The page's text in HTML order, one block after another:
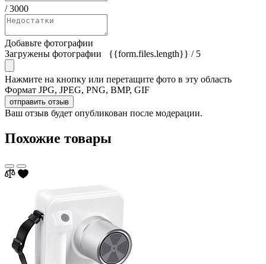
/3000
Добавьте фотографии
Загружены фотографии
{{form.files.length}} / 5
Нажмите на кнопку или перетащите фото в эту область
Формат JPG, JPEG, PNG, BMP, GIF
отправить отзыв
Ваш отзыв будет опубликован после модерации.
Похожие товары